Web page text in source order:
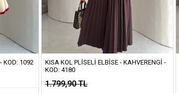
KOD: 1092
KISA KOL PLISELI ELBISE - KAHVERENGI -
KOD: 4180
1.799,90 TL